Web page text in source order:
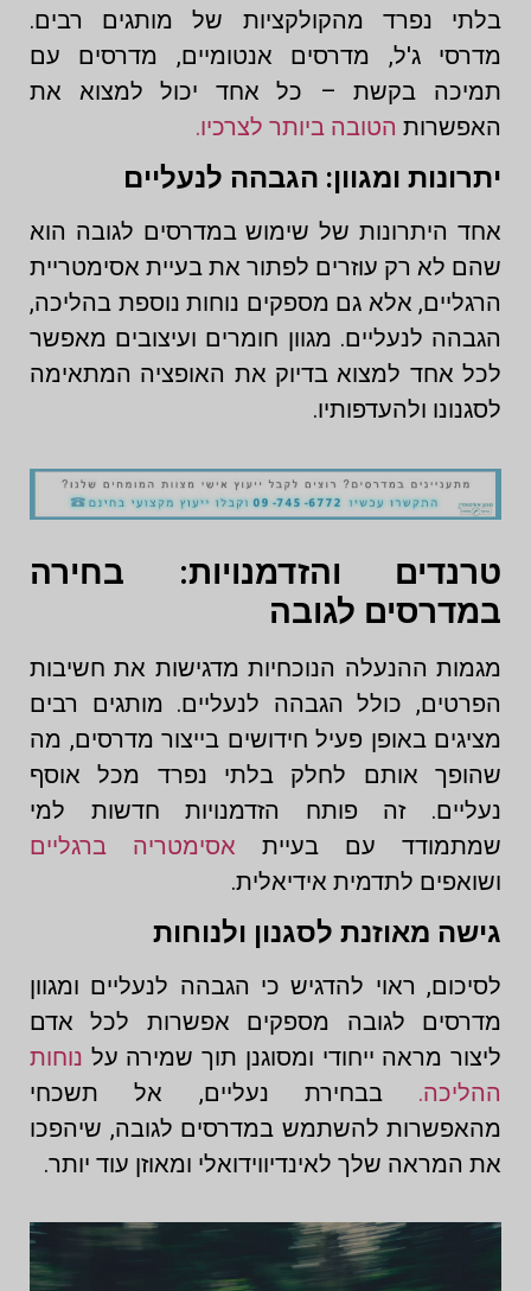
בלתי נפרד מהקולקציות של מותגים רבים.
מדרסי ג'ל, מדרסים אנטומיים, מדרסים עם
תמיכה בקשת – כל אחד יכול למצוא את
האפשרות הטובה ביותר לצרכיו.
יתרונות ומגוון: הגבהה לנעליים
אחד היתרונות של שימוש במדרסים לגובה הוא
שהם לא רק עוזרים לפתור את בעיית אסימטריית
הרגליים, אלא גם מספקים נוחות נוספת בהליכה,
הגבהה לנעליים. מגוון חומרים ועיצובים מאפשר
לכל אחד למצוא בדיוק את האופציה המתאימה
לסגנונו ולהעדפותיו.
טרנדים והזדמנויות: בחירה
במדרסים לגובה
מגמות ההנעלה הנוכחיות מדגישות את חשיבות
הפרטים, כולל הגבהה לנעליים. מותגים רבים
מציגים באופן פעיל חידושים בייצור מדרסים, מה
שהופך אותם לחלק בלתי נפרד מכל אוסף
נעליים. זה פותח הזדמנויות חדשות למי
שמתמודד עם בעיית אסימטריה ברגליים
ושואפים לתדמית אידיאלית.
גישה מאוזנת לסגנון ולנוחות
לסיכום, ראוי להדגיש כי הגבהה לנעליים ומגוון
מדרסים לגובה מספקים אפשרות לכל אדם
ליצור מראה ייחודי ומסוגנן תוך שמירה על נוחות
ההליכה. בבחירת נעליים, אל תשכחי
מהאפשרות להשתמש במדרסים לגובה, שיהפכו
את המראה שלך לאינדיווידואלי ומאוזן עוד יותר.